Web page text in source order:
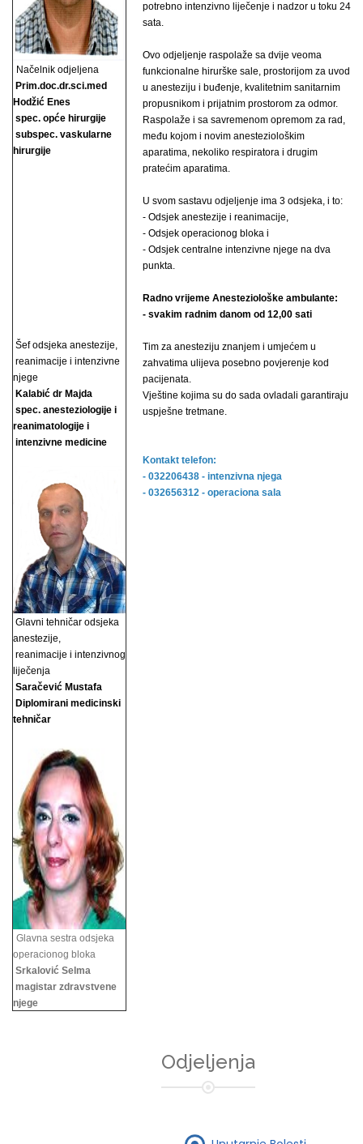
Načelnik odjeljena
Prim.doc.dr.sci.med
Hodžić Enes
spec. opće hirurgije
subspec. vaskularne
hirurgije
Šef odsjeka anestezije,
reanimacije i intenzivne
njege
Kalabić dr Majda
spec. anesteziologije i
reanimatologije i
intenzivne medicine
Glavni tehničar odsjeka
anestezije,
reanimacije i intenzivnog
liječenja
Saračević Mustafa
Diplomirani medicinski
tehničar
Glavna sestra odsjeka
operacionog bloka
Srkalović Selma
magistar zdravstvene
njege
potrebno intenzivno liječenje i nadzor u toku 24
sata.
Ovo odjeljenje raspolaže sa dvije veoma
funkcionalne hirurške sale, prostorijom za uvod
u anesteziju i buđenje, kvalitetnim sanitarnim
propusnikom i prijatnim prostorom za odmor.
Raspolaže i sa savremenom opremom za rad,
među kojom i novim anesteziološkim
aparatima, nekoliko respiratora i drugim
pratećim aparatima.
U svom sastavu odjeljenje ima 3 odsjeka, i to:
- Odsjek anestezije i reanimacije,
- Odsjek operacionog bloka i
- Odsjek centralne intenzivne njege na dva
punkta.
Radno vrijeme Anesteziološke ambulante:
- svakim radnim danom od 12,00 sati
Tim za anesteziju znanjem i umjećem u
zahvatima ulijeva posebno povjerenje kod
pacijenata.
Vještine kojima su do sada ovladali garantiraju
uspješne tretmane.
Kontakt telefon:
- 032206438 - intenzivna njega
- 032656312 - operaciona sala
Odjeljenja